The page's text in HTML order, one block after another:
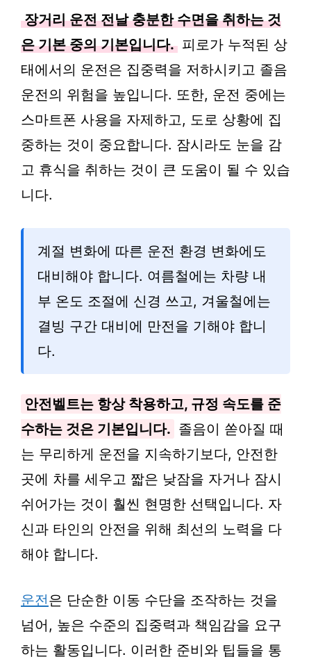
장거리 운전 전날 충분한 수면을 취하는 것
은 기본 중의 기본입니다. 피로가 누적된 상
태에서의 운전은 집중력을 저하시키고 졸음
운전의 위험을 높입니다. 또한, 운전 중에는
스마트폰 사용을 자제하고, 도로 상황에 집
중하는 것이 중요합니다. 잠시라도 눈을 감
고 휴식을 취하는 것이 큰 도움이 될 수 있습
니다.
계절 변화에 따른 운전 환경 변화에도
대비해야 합니다. 여름철에는 차량 내
부 온도 조절에 신경 쓰고, 겨울철에는
결빙 구간 대비에 만전을 기해야 합니
다.
안전벨트는 항상 착용하고, 규정 속도를 준
수하는 것은 기본입니다. 졸음이 쏟아질 때
는 무리하게 운전을 지속하기보다, 안전한
곳에 차를 세우고 짧은 낮잠을 자거나 잠시
쉬어가는 것이 훨씬 현명한 선택입니다. 자
신과 타인의 안전을 위해 최선의 노력을 다
해야 합니다.
운전은 단순한 이동 수단을 조작하는 것을
넘어, 높은 수준의 집중력과 책임감을 요구
하는 활동입니다. 이러한 준비와 팁들을 통